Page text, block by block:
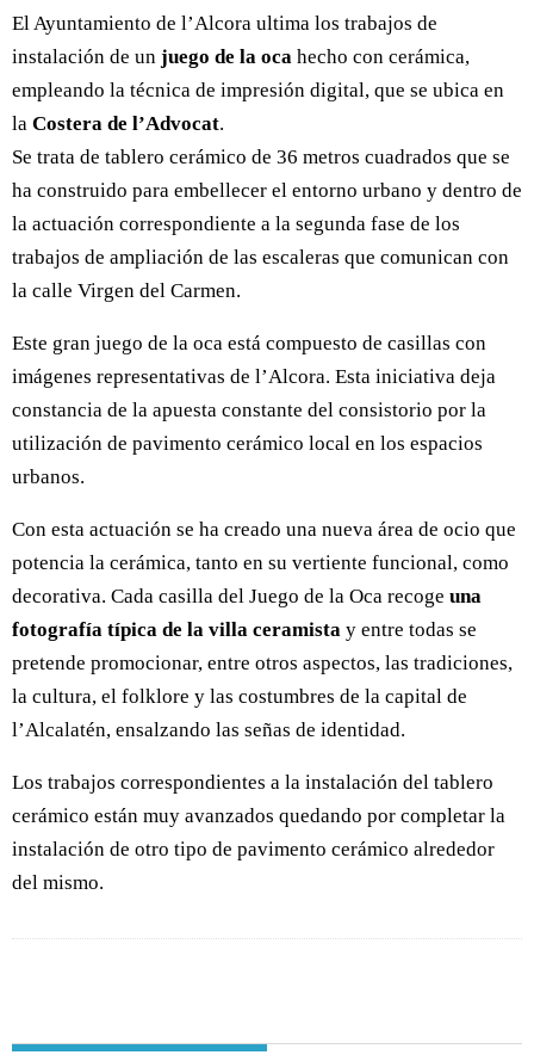
El Ayuntamiento de l’Alcora ultima los trabajos de
instalación de un juego de la oca hecho con cerámica,
empleando la técnica de impresión digital, que se ubica en
la Costera de l’Advocat.
Se trata de tablero cerámico de 36 metros cuadrados que se
ha construido para embellecer el entorno urbano y dentro de
la actuación correspondiente a la segunda fase de los
trabajos de ampliación de las escaleras que comunican con
la calle Virgen del Carmen.
Este gran juego de la oca está compuesto de casillas con
imágenes representativas de l’Alcora. Esta iniciativa deja
constancia de la apuesta constante del consistorio por la
utilización de pavimento cerámico local en los espacios
urbanos.
Con esta actuación se ha creado una nueva área de ocio que
potencia la cerámica, tanto en su vertiente funcional, como
decorativa. Cada casilla del Juego de la Oca recoge una
fotografía típica de la villa ceramista y entre todas se
pretende promocionar, entre otros aspectos, las tradiciones,
la cultura, el folklore y las costumbres de la capital de
l’Alcalatén, ensalzando las señas de identidad.
Los trabajos correspondientes a la instalación del tablero
cerámico están muy avanzados quedando por completar la
instalación de otro tipo de pavimento cerámico alrededor
del mismo.